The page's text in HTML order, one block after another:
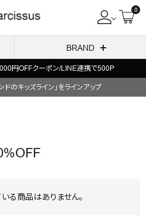
0
BRAND
search
円OFFクーポン/LINE連携で500P
ドのキッズライン」をラインアップ
る商品はありません。